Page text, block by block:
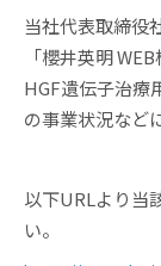
当社代表取締役
「櫻井英明
HGF遺伝子治療
の事業状況など
以下URLより当
い。